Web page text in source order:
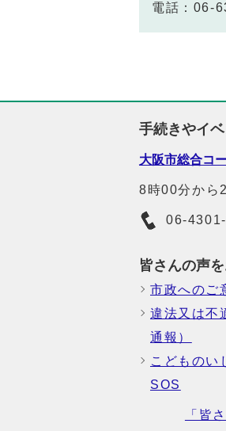
電話：06-
手続きやイ
大阪市総合コ
8時00分から
06-
皆さんの声
市政へのご
違法又は不
通報）
こどものい
SOS
「皆